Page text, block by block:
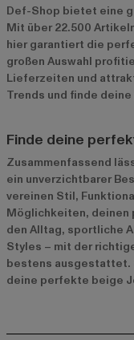
Def-Shop bietet eine
Mit über 22.500
hier garantiert die
großen Auswahl
Lieferzeiten und
Trends und finde
Finde deine
Zusammenfassend
ein unverzichtbarer
vereinen Stil,
Möglichkeiten, deinen
den Alltag, sportliche
Styles – mit der
bestens ausgestattet.
deine perfekte beige